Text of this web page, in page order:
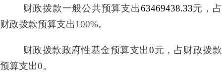
财政拨款一般公共预算支出63469438.33元，占
财政拨款预算支出100%。
财政拨款政府性基金预算支出0元，占财政拨款
预算支出0。